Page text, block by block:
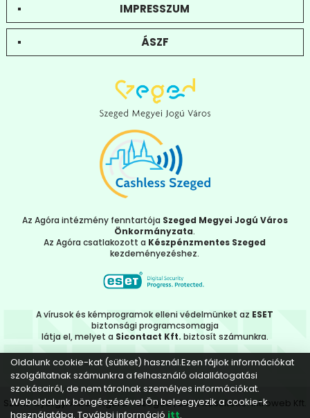
Oldalunk cookie-kat (sütiket) használ.Ezen fájlok információkat
szolgáltatnak számunkra a felhasználó oldallátogatási
szokásairól, de nem tárolnak személyes információkat.
Weboldalunk böngészésével Ön beleegyezik a cookie-k
használatába. További információ itt.
IMPRESSZUM
ÁSZF
Az Agóra intézmény fenntartója Szeged Megyei Jogú Város
Önkormányzata.
Az Agóra csatlakozott a Készpénzmentes Szeged
kezdeményezéshez.
A vírusok és kémprogramok elleni védelmünket az ESET
biztonsági programcsomagja
látja el, melyet a Sicontact Kft. biztosít számunkra.
Szent-Györgyi Albert Agóra - Szeged | 2022 Készítette:Introweb Kft.